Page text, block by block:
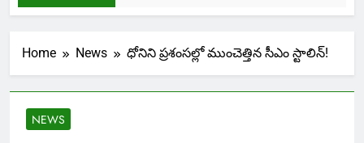
Home News ధోనిని ప్రశంసల్లో ముంచెత్తిన సీఎం స్టాలిన్!
NEWS